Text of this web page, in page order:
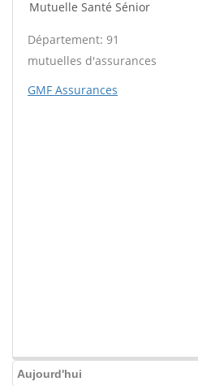
Mutuelle Santé Sénior
Département: 91
mutuelles d'assurances
GMF Assurances
Aujourd'hui